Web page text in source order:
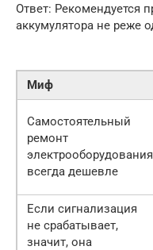
Ответ: Рекомендуется
аккумулятора не реже
Миф
Самостоятельный
ремонт
электрооборудования
всегда дешевле
Если сигнализация
не срабатывает,
значит, она